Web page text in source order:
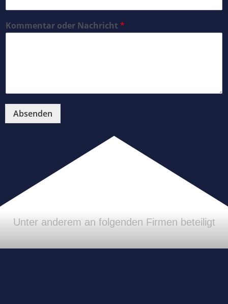
Kommentar oder Nachricht *
Absenden
Unter anderem an folgenden Firmen beteiligt